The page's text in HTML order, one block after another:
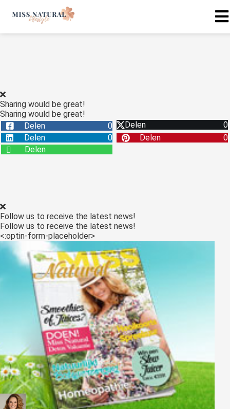
Sharing would be great!
Sharing would be great!
Delen
0 Delen
0
Delen
0 Delen
0
Delen
Follow us to receive the latest news!
Follow us to receive the latest news!
<:optin-form-placeholder>